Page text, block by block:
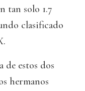
tan solo 1.7
clasificado
de estos dos
hermanos